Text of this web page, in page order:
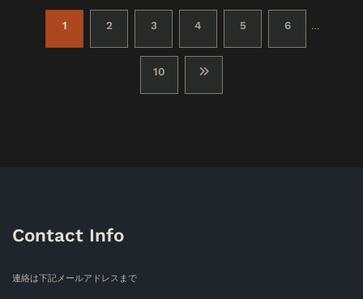
稿
り
1 2 3 4 5 6 …
10
Contact Info
連絡は下記メールアドレスまで